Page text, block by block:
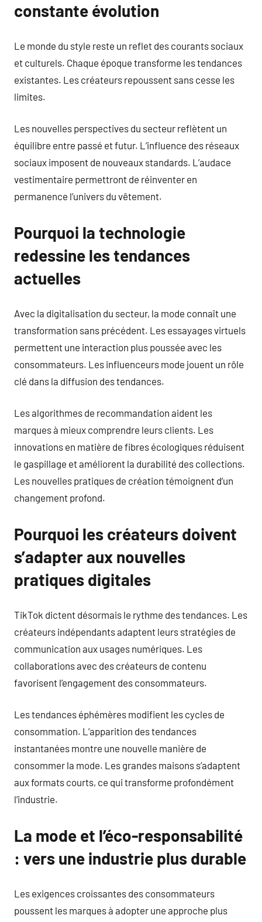
constante évolution
Le monde du style reste un reflet des courants sociaux
et culturels. Chaque époque transforme les tendances
existantes. Les créateurs repoussent sans cesse les
limites.
Les nouvelles perspectives du secteur reflètent un
équilibre entre passé et futur. L’influence des réseaux
sociaux imposent de nouveaux standards. L’audace
vestimentaire permettront de réinventer en
permanence l’univers du vêtement.
Pourquoi la technologie
redessine les tendances
actuelles
Avec la digitalisation du secteur, la mode connaît une
transformation sans précédent. Les essayages virtuels
permettent une interaction plus poussée avec les
consommateurs. Les influenceurs mode jouent un rôle
clé dans la diffusion des tendances.
Les algorithmes de recommandation aident les
marques à mieux comprendre leurs clients. Les
innovations en matière de fibres écologiques réduisent
le gaspillage et améliorent la durabilité des collections.
Les nouvelles pratiques de création témoignent d’un
changement profond.
Pourquoi les créateurs doivent
s’adapter aux nouvelles
pratiques digitales
TikTok dictent désormais le rythme des tendances. Les
créateurs indépendants adaptent leurs stratégies de
communication aux usages numériques. Les
collaborations avec des créateurs de contenu
favorisent l’engagement des consommateurs.
Les tendances éphémères modifient les cycles de
consommation. L’apparition des tendances
instantanées montre une nouvelle manière de
consommer la mode. Les grandes maisons s’adaptent
aux formats courts, ce qui transforme profondément
l’industrie.
La mode et l’éco-responsabilité
: vers une industrie plus durable
Les exigences croissantes des consommateurs
poussent les marques à adopter une approche plus